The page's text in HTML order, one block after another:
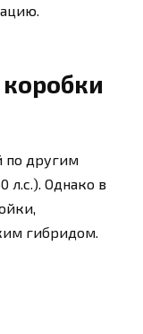
по другим
л.с.). Однако в
гибридом.